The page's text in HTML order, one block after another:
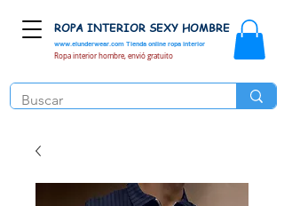
www.elunderwear.com Tienda online ropa interior
ROPA INTERIOR SEXY HOMBRE
Ropa interior hombre, envió gratuito